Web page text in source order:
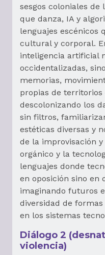
sesgos coloniales
que danza, IA y
lenguajes escénicos
cultural y corporal.
inteligencia artificial
occidentalizadas,
memorias,
propias de territorios
descolonizando los
sin filtros,
estéticas diversas y
de la improvisación
orgánico y la
lenguajes donde
en oposición sino en
imaginando futuros
diversidad de
en los sistemas
Diálogo 2
violencia)